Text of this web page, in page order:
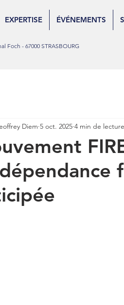
EXPERTISE ÉVÉNEMENTS
Foch - 67000 STRASBOURG
Diem 5 oct. 2025 4 min de lecture